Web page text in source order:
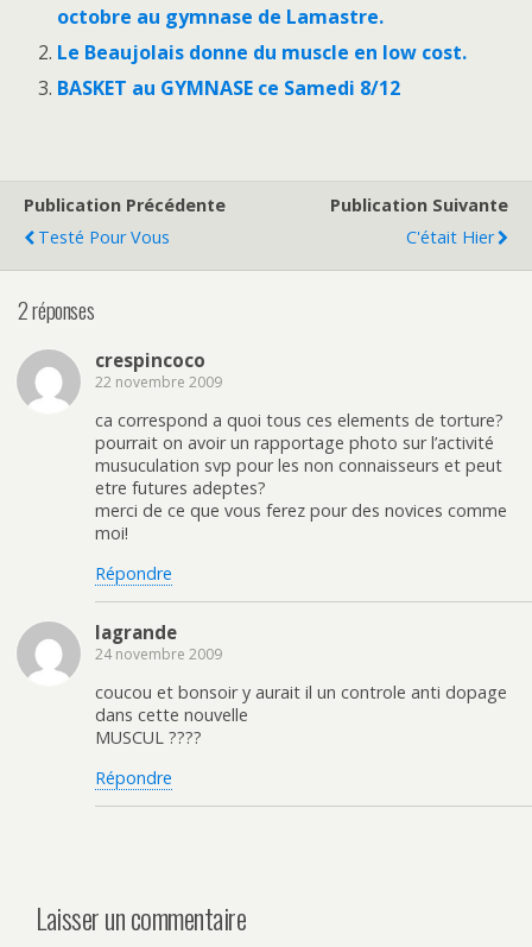
octobre au gymnase de Lamastre.
Le Beaujolais donne du muscle en low cost.
BASKET au GYMNASE ce Samedi 8/12
Publication Précédente
Testé Pour Vous
Publication Suivante
C'était Hier
2 réponses
crespincoco
22 novembre 2009
ca correspond a quoi tous ces elements de torture?
pourrait on avoir un rapportage photo sur l’activité
musuculation svp pour les non connaisseurs et peut
etre futures adeptes?
merci de ce que vous ferez pour des novices comme
moi!
Répondre
lagrande
24 novembre 2009
coucou et bonsoir y aurait il un controle anti dopage
dans cette nouvelle
MUSCUL ????
Répondre
Laisser un commentaire